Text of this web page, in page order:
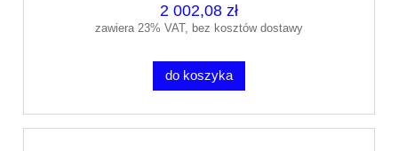
2 002,08 zł
zawiera 23% VAT, bez kosztów dostawy
do koszyka